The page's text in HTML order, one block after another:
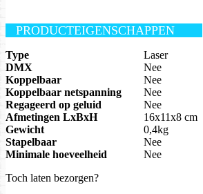
PRODUCTEIGENSCHAPPEN
Type
Laser
DMX
Nee
Koppelbaar
Nee
Koppelbaar netspanning
Nee
Regageerd op geluid
Nee
Afmetingen LxBxH
16x11x8 cm
Gewicht
0,4kg
Stapelbaar
Nee
Minimale hoeveelheid
Nee
Toch laten bezorgen?